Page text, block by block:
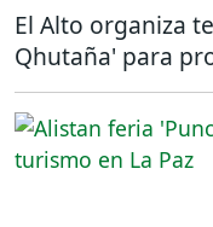
El Alto organiza
Qhutaña' para